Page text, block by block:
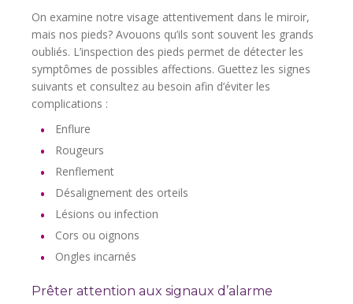
On examine notre visage attentivement dans le miroir,
mais nos pieds? Avouons qu’ils sont souvent les grands
oubliés. L’inspection des pieds permet de détecter les
symptômes de possibles affections. Guettez les signes
suivants et consultez au besoin afin d’éviter les
complications :
Enflure
Rougeurs
Renflement
Désalignement des orteils
Lésions ou infection
Cors ou oignons
Ongles incarnés
Prêter attention aux signaux d’alarme